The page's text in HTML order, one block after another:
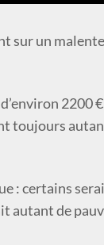
sur un
2200
toujours
: certains
autant de